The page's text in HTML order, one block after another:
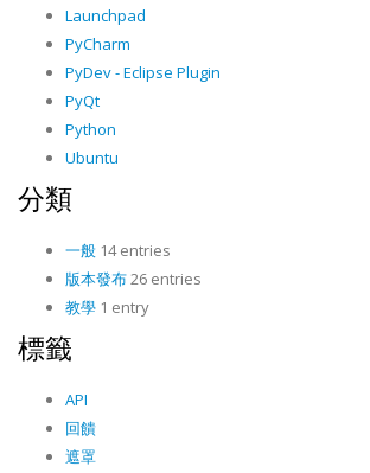
Launchpad
PyCharm
PyDev - Eclipse Plugin
PyQt
Python
Ubuntu
分類
一般 14 entries
版本發布26 entries
教學 1 entry
標籤
API
回饋
遮罩